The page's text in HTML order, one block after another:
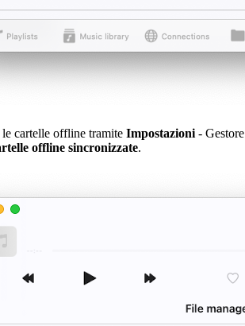
le cartelle offline tramite Impostazioni- Gestore
offline sincronizzate.